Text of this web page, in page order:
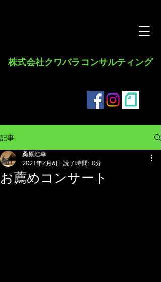
​株式会社クワバラコンサルティング
記事
お薦めコンサート
桑原浩幸
2021年7月6日 読了時間: 0分